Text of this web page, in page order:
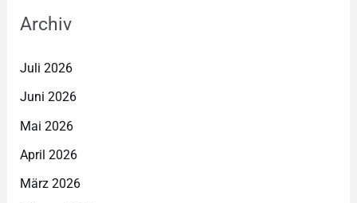
Archiv
Juli 2026
Juni 2026
Mai 2026
April 2026
März 2026